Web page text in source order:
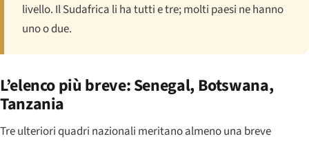
livello. Il Sudafrica li ha tutti e tre; molti paesi ne hanno
uno o due.
L’elenco più breve: Senegal, Botswana,
Tanzania
Tre ulteriori quadri nazionali meritano almeno una breve